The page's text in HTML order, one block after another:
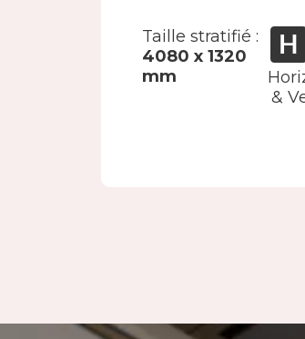
Taille stratifié :
4080 x 1320
mm
&